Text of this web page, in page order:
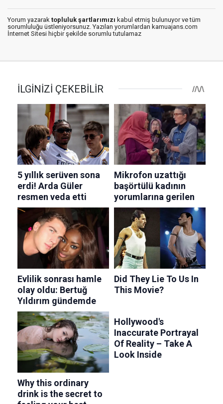
Yorum yazarak topluluk şartlarımızı kabul etmiş bulunuyor ve tüm
sorumluluğu üstleniyorsunuz. Yazılan yorumlardan kamuajans.com
İnternet Sitesi hiçbir şekilde sorumlu tutulamaz